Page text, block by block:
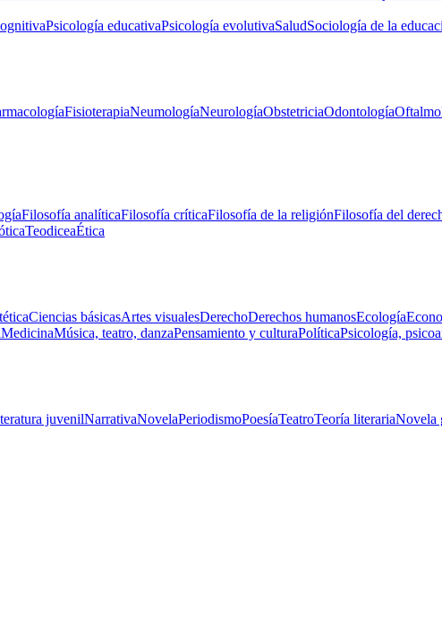
Psicología educativaPsicología evolutivaSaludSociología de la
FisioterapiaNeumologíaNeurologíaObstetriciaOdontología
Filosofía analíticaFilosofía críticaFilosofía de la religiónFilosofía del
TeodiceaÉtica
Ciencias básicasArtes visualesDerechoDerechos humanosEcología
MedicinaMúsica, teatro, danzaPensamiento y culturaPolíticaPsicología,
juvenilNarrativaNovelaPeriodismoPoesíaTeatroTeoría literariaNovela